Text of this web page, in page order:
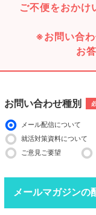
ご不便をおかけ
※お問い合
お
お問い合わせ種別
メール配信について
就活対策資料について
ご意見ご要望
メールマガジンの